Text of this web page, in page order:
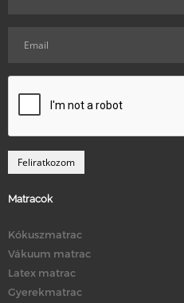
Matracok
Kókuszmatrac
Vákuum matrac
Latex matrac
Gyerekmatrac